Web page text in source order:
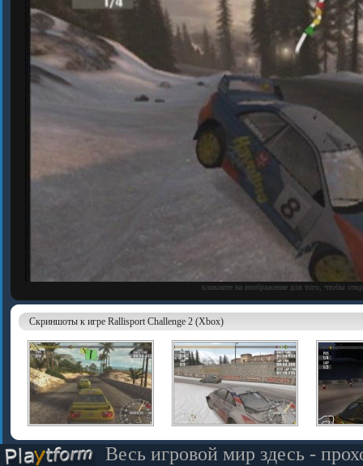
кликните на изображение для того, чтобы
Скриншоты к игре Rallisport Challenge 2 (Xbox)
Весь игровой мир здесь -